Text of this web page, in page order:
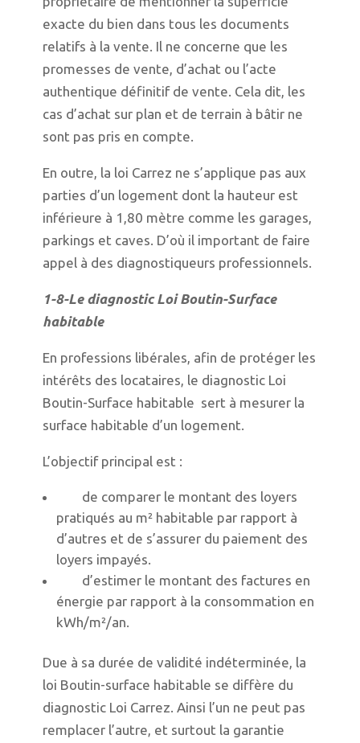
exacte du bien dans tous les documents
relatifs à la vente. Il ne concerne que les
promesses de vente, d’achat ou l’acte
authentique définitif de vente. Cela dit, les
cas d’achat sur plan et de terrain à bâtir ne
sont pas pris en compte.
En outre, la loi Carrez ne s’applique pas aux
parties d’un logement dont la hauteur est
inférieure à 1,80 mètre comme les garages,
parkings et caves. D’où il important de faire
appel à des diagnostiqueurs professionnels.
1-8-Le diagnostic Loi Boutin-Surface
habitable
En professions libérales, afin de protéger les
intérêts des locataires, le diagnostic Loi
Boutin-Surface habitable sert à mesurer la
surface habitable d’un logement.
L’objectif principal est :
de comparer le montant des loyers
pratiqués au m² habitable par rapport à
d’autres et de s’assurer du paiement des
loyers impayés.
d’estimer le montant des factures en
énergie par rapport à la consommation en
kWh/m²/an.
Due à sa durée de validité indéterminée, la
loi Boutin-surface habitable se diffère du
diagnostic Loi Carrez. Ainsi l’un ne peut pas
remplacer l’autre, et surtout la garantie